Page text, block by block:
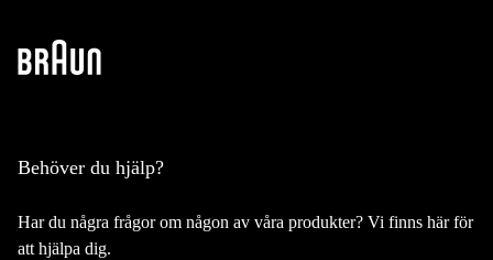
Behöver du hjälp?
Har du några frågor om någon av våra produkter? Vi finns här för
att hjälpa dig.